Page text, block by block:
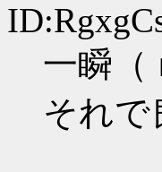
一瞬（
それ